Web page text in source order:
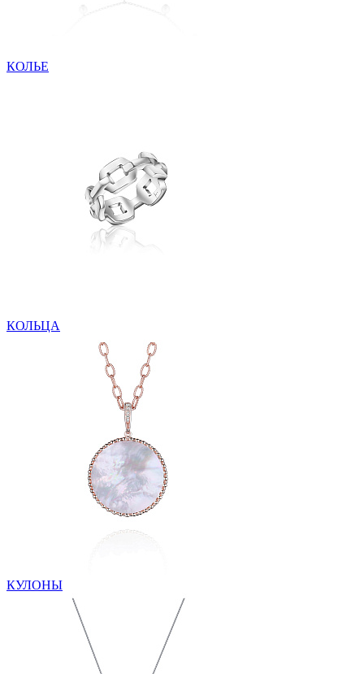
КОЛЬЕ
КОЛЬЦА
КУЛОНЫ